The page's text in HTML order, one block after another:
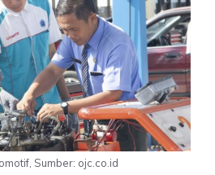
Sumber: ojc.co.id